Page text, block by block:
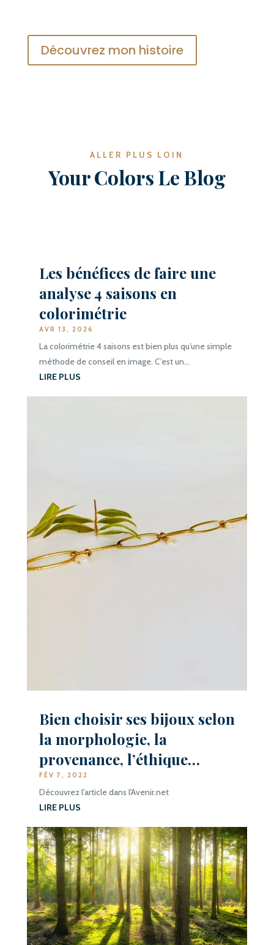
Découvrez mon histoire
ALLER PLUS LOIN
Your Colors Le Blog
Les bénéfices de faire une
analyse 4 saisons en
colorimétrie
AVR 13, 2026
La colorimétrie 4 saisons est bien plus qu’une simple
méthode de conseil en image. C’est un...
LIRE PLUS
Bien choisir ses bijoux selon
la morphologie, la
provenance, l’éthique…
FÉV 7, 2022
Découvrez l'article dans l'Avenir.net
LIRE PLUS